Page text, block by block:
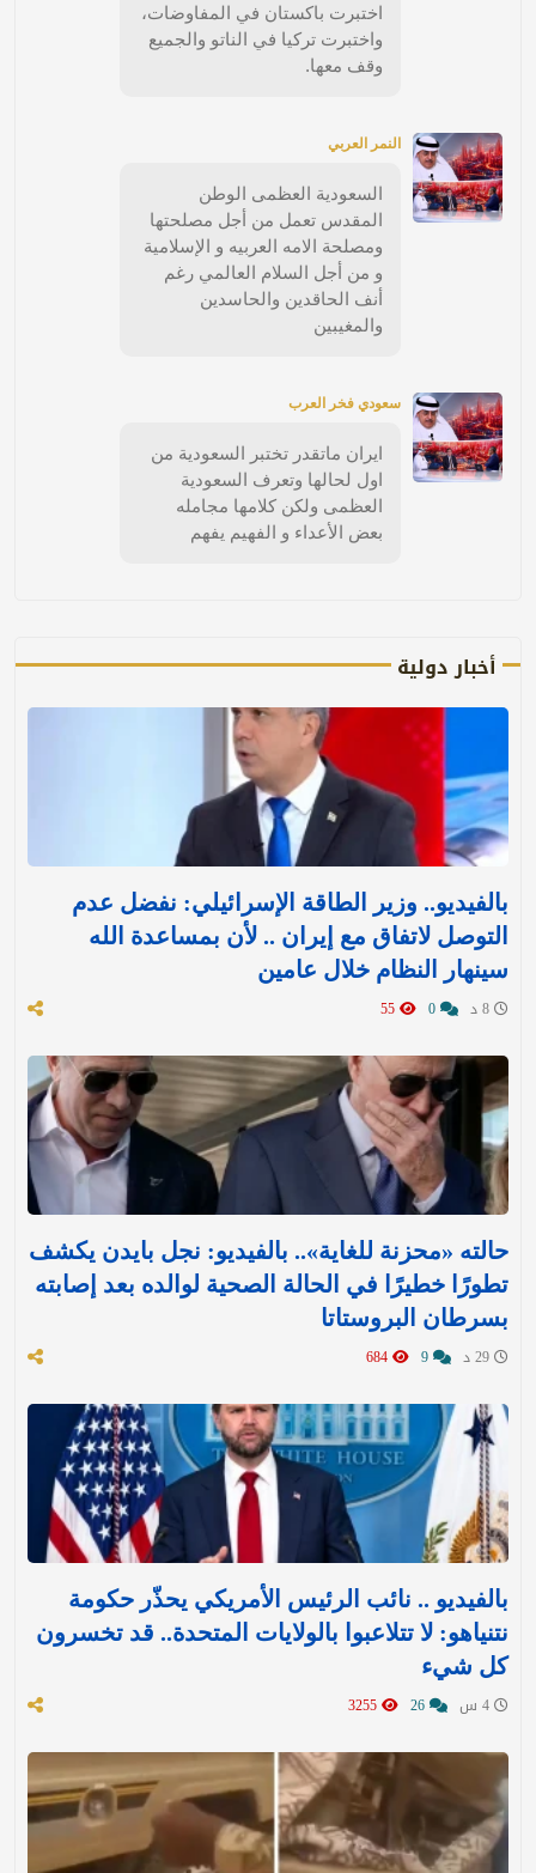
اختبرت باكستان في المفاوضات،
واختبرت تركيا في الناتو والجميع
وقف معها.
النمر العربي
السعودية العظمى الوطن
المقدس تعمل من أجل مصلحتها
ومصلحة الامه العربيه و الإسلامية
و من أجل السلام العالمي رغم
أنف الحاقدين والحاسدين
والمغيبين
سعودي فخر العرب
ايران ماتقدر تختبر السعودية من
اول لحالها وتعرف السعودية
العظمى ولكن كلامها مجامله
بعض الأعداء و الفهيم يفهم
أخبار دولية
بالفيديو.. وزير الطاقة الإسرائيلي: نفضل عدم
التوصل لاتفاق مع إيران .. لأن بمساعدة الله
سينهار النظام خلال عامين
حالته «محزنة للغاية».. بالفيديو: نجل بايدن يكشف
تطورًا خطيرًا في الحالة الصحية لوالده بعد إصابته
بسرطان البروستاتا
بالفيديو .. نائب الرئيس الأمريكي يحذّر حكومة
نتنياهو: لا تتلاعبوا بالولايات المتحدة.. قد تخسرون
كل شيء